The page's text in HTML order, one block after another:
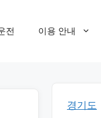
전 이용 안내
경기도